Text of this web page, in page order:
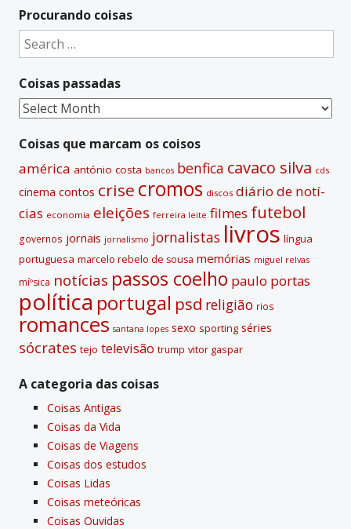
t
e
a
t
i
v
Procurando coisas
Search
for:
Coisas passadas
Coisas
Coisas que marcam os coisos
américa antónio costa bancos benfica cavaco silva cds
cinema contos crise cromos discos diário de notí­
cias economia eleições ferreira leite filmes futebol
governos jornais jornalismo jornalistas livros lí­ngua
portuguesa marcelo rebelo de sousa memórias miguel relvas
míºsica notí­cias passos coelho paulo portas
polí­tica portugal psd religião rios
romances santana lopes sexo sporting séries
sócrates tejo televisão trump vitor gaspar
A categoria das coisas
Coisas Antigas
Coisas da Vida
Coisas de Viagens
Coisas dos estudos
Coisas Lidas
Coisas meteóricas
Coisas Ouvidas